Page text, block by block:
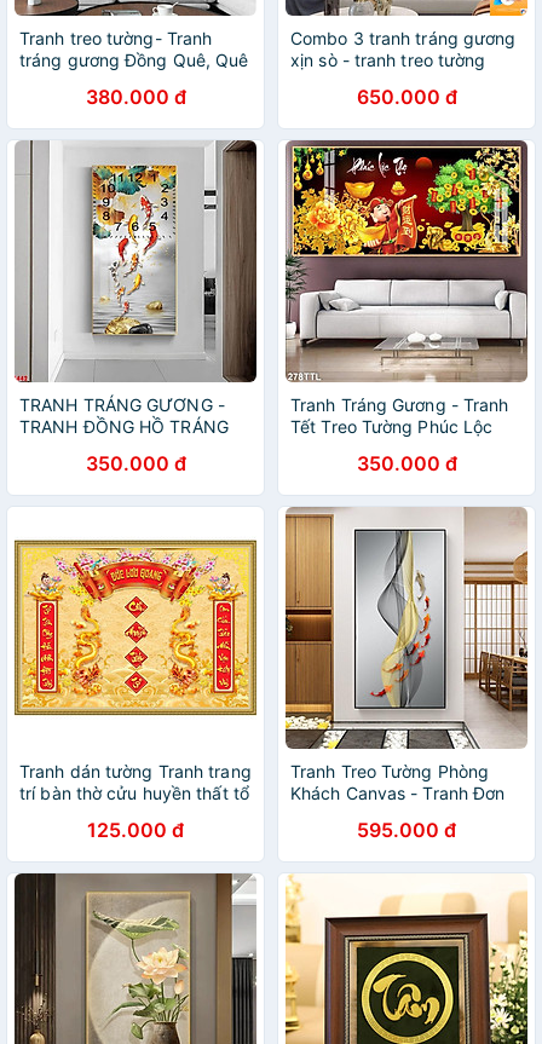
Tranh treo tường- Tranh
tráng gương Đồng Quê, Quê
380.000 đ
Combo 3 tranh tráng gương
xịn sò - tranh treo tường
650.000 đ
TRANH TRÁNG GƯƠNG -
TRANH ĐỒNG HỒ TRÁNG
PHÒNG KHÁCH - NHÀ
HÀNG - KHÁCH SẠN(TẶNG
KÈM ĐINH 3 CHÂN)
350.000 đ
Tranh Tráng Gương - Tranh
Tết Treo Tường Phúc Lộc
350.000 đ
Tranh dán tường Tranh trang
trí bàn thờ cửu huyền thất tổ
125.000 đ
Tranh Treo Tường Phòng
Khách Canvas - Tranh Đơn
595.000 đ